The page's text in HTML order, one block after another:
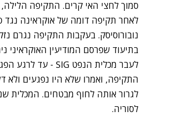
לאחר תקיפה דומה של אוקראינה נגד
נובורוסיסק. בעקבות התקיפה נגרם
בתיעוד שפרסם המודיעין
התקיפה, ואמרו שלא היו נפגעים ולא
לגרור אותה לחוף מבטחים. המכלית
לסוריה.